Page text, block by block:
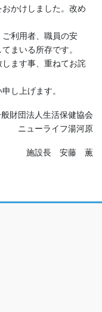
かけしました。改め
利用者、職員の安
まいる所存です。
ます事、重ねてお詫
し上げます。
財団法人生活保健協会
ニューライフ湯河原
施設長 安藤 薫